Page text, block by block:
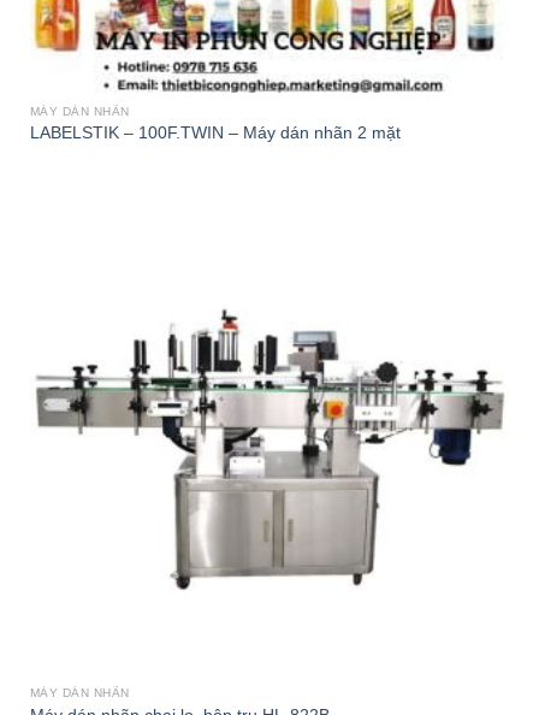
MÁY DÁN NHÃN
LABELSTIK – 100F.TWIN – Máy dán nhãn 2 mặt
MÁY DÁN NHÃN